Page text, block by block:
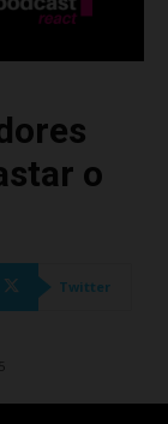
o
Twitter